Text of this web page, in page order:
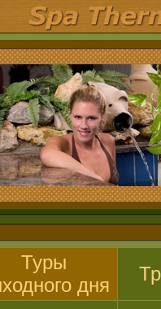
Туры
дня